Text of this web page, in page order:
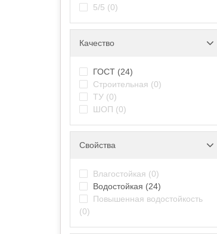
5/5 (0)
Качество
ГОСТ (24)
Строительная (0)
ТУ (0)
ШОП (0)
Свойства
Влагостойкая (0)
Водостойкая (24)
Повышенная водостойкость
(0)